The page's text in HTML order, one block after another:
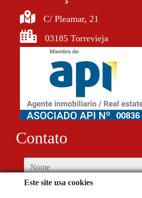
C/ Pleamar, 21
03185 Torrevieja
Contato
nome
Este site usa cookies